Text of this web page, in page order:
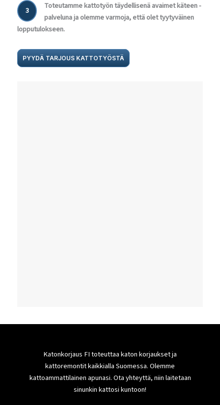
3
Toteutamme kattotyön täydellisenä avaimet käteen -
palveluna ja olemme varmoja, että olet tyytyväinen
lopputulokseen.
PYYDÄ TARJOUS KATTOTYÖSTÄ
Katonkorjaus FI toteuttaa katon korjaukset ja
kattoremontit kaikkialla Suomessa. Olemme
kattoammattilainen apunasi. Ota yhteyttä, niin laitetaan
sinunkin kattosi kuntoon!